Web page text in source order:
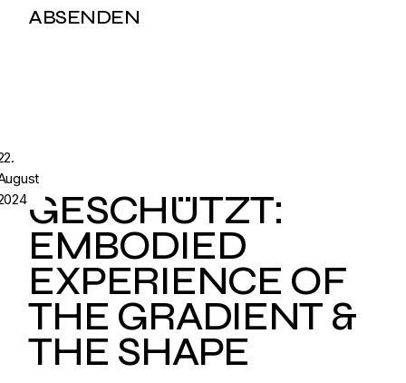
GESCHÜTZT:
EMBODIED
EXPERIENCE OF
THE GRADIENT &
THE SHAPE